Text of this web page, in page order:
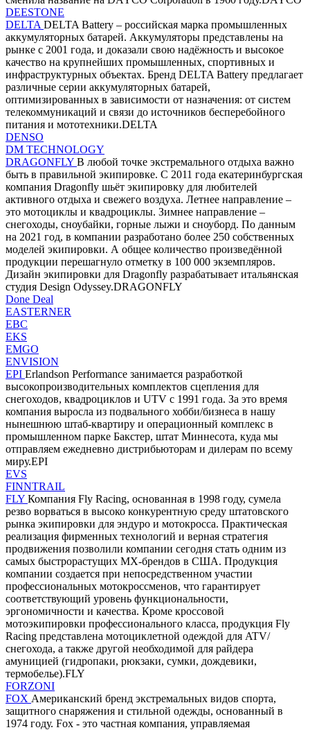
DEESTONE
DELTA DELTA Battery – российская марка промышленных
аккумуляторных батарей. Аккумуляторы представлены на
рынке с 2001 года, и доказали свою надёжность и высокое
качество на крупнейших промышленных, спортивных и
инфраструктурных объектах. Бренд DELTA Battery предлагает
различные серии аккумуляторных батарей,
оптимизированных в зависимости от назначения: от систем
телекоммуникаций и связи до источников бесперебойного
питания и мототехники.DELTA
DENSO
DM TECHNOLOGY
DRAGONFLY В любой точке экстремального отдыха важно
быть в правильной экипировке. С 2011 года екатеринбургская
компания Dragonfly шьёт экипировку для любителей
активного отдыха и свежего воздуха. Летнее направление –
это мотоциклы и квадроциклы. Зимнее направление –
снегоходы, сноубайки, горные лыжи и сноуборд. По данным
на 2021 год, в компании разработано более 250 собственных
моделей экипировки. А общее количество произведённой
продукции перешагнуло отметку в 100 000 экземпляров.
Дизайн экипировки для Dragonfly разрабатывает итальянская
студия Design Odyssey.DRAGONFLY
Done Deal
EASTERNER
EBC
EKS
EMGO
ENVISION
EPI Erlandson Performance занимается разработкой
высокопроизводительных комплектов сцепления для
снегоходов, квадроциклов и UTV с 1991 года. За это время
компания выросла из подвального хобби/бизнеса в нашу
нынешнюю штаб-квартиру и операционный комплекс в
промышленном парке Бакстер, штат Миннесота, куда мы
отправляем ежедневно дистрибьюторам и дилерам по всему
миру.EPI
EVS
FINNTRAIL
FLY Компания Fly Racing, основанная в 1998 году, сумела
резво ворваться в высоко конкурентную среду штатовского
рынка экипировки для эндуро и мотокросса. Практическая
реализация фирменных технологий и верная стратегия
продвижения позволили компании сегодня стать одним из
самых быстрорастущих MX-брендов в США. Продукция
компании создается при непосредственном участии
профессиональных мотокроссменов, что гарантирует
соответствующий уровень функциональности,
эргономичности и качества. Кроме кроссовой
мотоэкипировки профессионального класса, продукция Fly
Racing представлена мотоциклетной одеждой для ATV/
снегохода, а также другой необходимой для райдера
амуницией (гидропаки, рюкзаки, сумки, дождевики,
термобелье).FLY
FORZONI
FOX Американский бренд экстремальных видов спорта,
защитного снаряжения и стильной одежды, основанный в
1974 году. Fox - это частная компания, управляемая